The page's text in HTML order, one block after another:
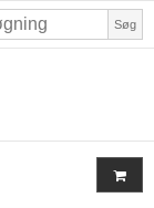
Søg